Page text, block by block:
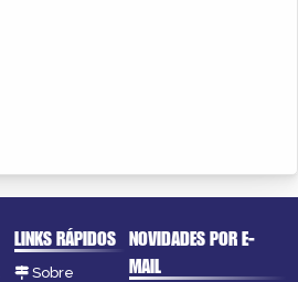
LINKS RÁPIDOS
Sobre
NOVIDADES POR E-
MAIL